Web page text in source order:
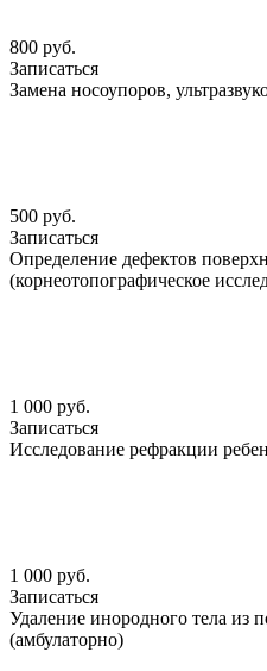
800 руб.
Записаться
Замена носоупоров,
500 руб.
Записаться
Определение дефектов
(корнеотопографическое
1 000 руб.
Записаться
Исследование рефракции
1 000 руб.
Записаться
Удаление инородного тела из
(амбулаторно)